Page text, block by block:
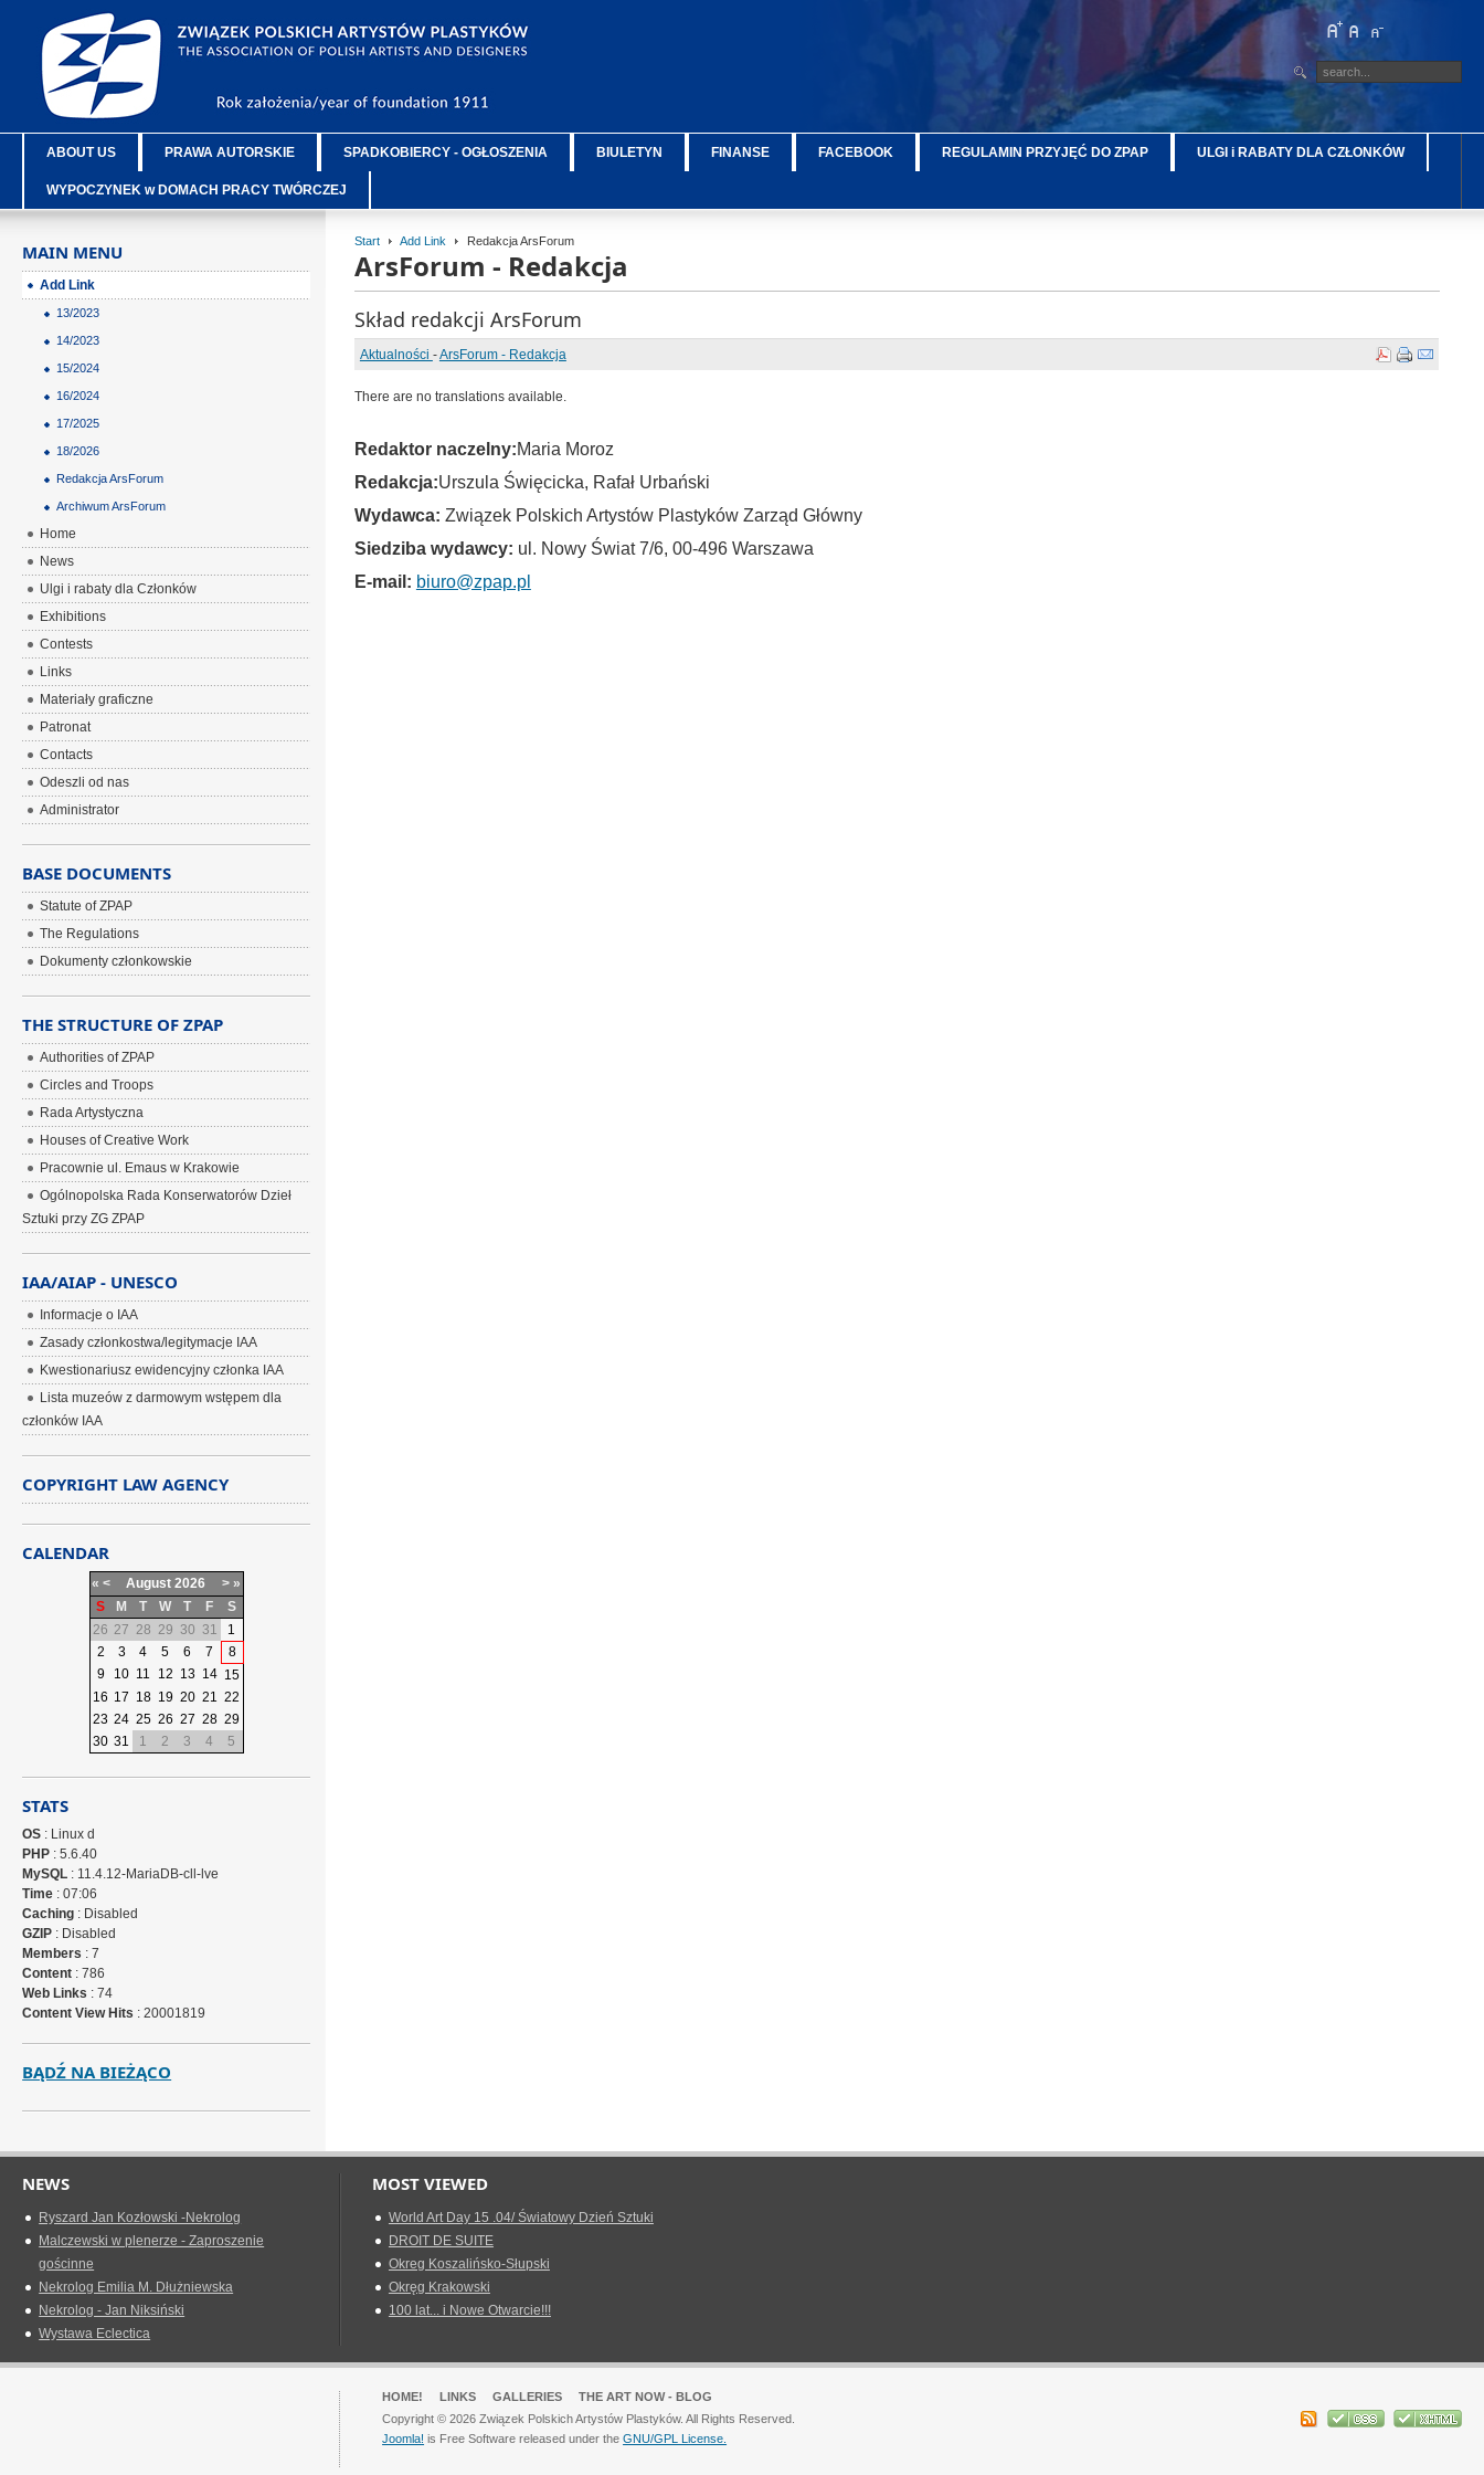
ABOUT US PRAWA AUTORSKIE SPADKOBIERCY - OGŁOSZENIA BIULETYN FINANSE FACEBOOK REGULAMIN PRZYJĘĆ DO ZPAP ULGI i RABATY DLA CZŁONKÓW
WYPOCZYNEK w DOMACH PRACY TWÓRCZEJ
Start Add Link Redakcja ArsForum
ArsForum - Redakcja
Skład redakcji ArsForum
Aktualności -ArsForum - Redakcja
There are no translations available.
Redaktor naczelny:Maria Moroz
Redakcja:Urszula Święcicka, Rafał Urbański
Wydawca: Związek Polskich Artystów Plastyków Zarząd Główny
Siedziba wydawcy: ul. Nowy Świat 7/6, 00-496 Warszawa
E-mail: biuro@zpap.pl
MAIN MENU
Add Link
13/2023
14/2023
15/2024
16/2024
17/2025
18/2026
Redakcja ArsForum
Archiwum ArsForum
Home
News
Ulgi i rabaty dla Członków
Exhibitions
Contests
Links
Materiały graficzne
Patronat
Contacts
Odeszli od nas
Administrator
BASE DOCUMENTS
Statute of ZPAP
The Regulations
Dokumenty członkowskie
THE STRUCTURE OF ZPAP
Authorities of ZPAP
Circles and Troops
Rada Artystyczna
Houses of Creative Work
Pracownie ul. Emaus w Krakowie
Ogólnopolska Rada Konserwatorów Dzieł
Sztuki przy ZG ZPAP
IAA/AIAP - UNESCO
Informacje o IAA
Zasady członkostwa/legitymacje IAA
Kwestionariusz ewidencyjny członka IAA
Lista muzeów z darmowym wstępem dla
członków IAA
COPYRIGHT LAW AGENCY
CALENDAR
« < August 2026 > »
S
M T W T F
S
26 27 28 29 30 31
1
2
3 4 5 6 7
8
9
10 11 12 13 14 15
16 17 18 19 20 21 22
23 24 25 26 27 28 29
30 31 1 2 3 4 5
STATS
OS : Linux d
PHP : 5.6.40
MySQL : 11.4.12-MariaDB-cll-lve
Time : 07:06
Caching : Disabled
GZIP : Disabled
Members : 7
Content : 786
Web Links : 74
Content View Hits : 20001819
BĄDŹ NA BIEŻĄCO
NEWS
Ryszard Jan Kozłowski -Nekrolog
Malczewski w plenerze - Zaproszenie
gościnne
Nekrolog Emilia M. Dłużniewska
Nekrolog - Jan Niksiński
Wystawa Eclectica
MOST VIEWED
World Art Day 15 .04/ Światowy Dzień Sztuki
DROIT DE SUITE
Okreg Koszalińsko-Słupski
Okręg Krakowski
100 lat... i Nowe Otwarcie!!!
HOME! LINKS GALLERIES
THE ART NOW - BLOG
Copyright © 2026 Związek Polskich Artystów Plastyków. All Rights Reserved.
Joomla! is Free Software released under theGNU/GPL License.